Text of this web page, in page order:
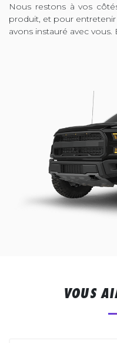
Nous restons à vos
produit, et pour
avons instauré avec vous.
VOUS